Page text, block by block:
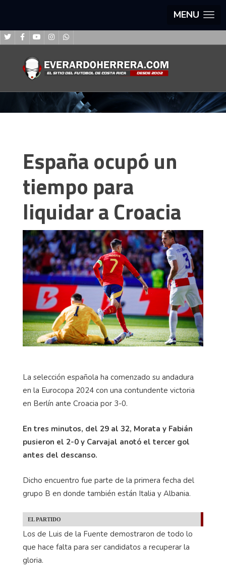
MENU
España ocupó un
tiempo para
liquidar a Croacia
La selección española ha comenzado su andadura
en la Eurocopa 2024 con una contundente victoria
en Berlín ante Croacia por 3-0.
En tres minutos, del 29 al 32, Morata y Fabián
pusieron el 2-0 y Carvajal anotó el tercer gol
antes del descanso.
Dicho encuentro fue parte de la primera fecha del
grupo B en donde también están Italia y Albania.
EL PARTIDO
Los de Luis de la Fuente demostraron de todo lo
que hace falta para ser candidatos a recuperar la
gloria.